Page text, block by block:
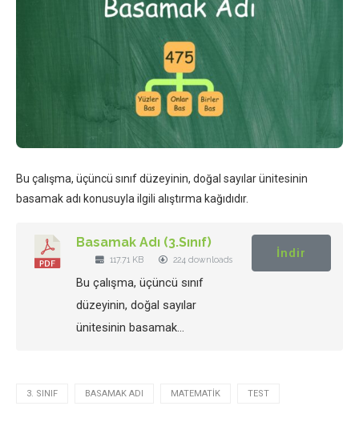
Bu çalışma, üçüncü sınıf düzeyinin, doğal sayılar ünitesinin
basamak adı konusuyla ilgili alıştırma kağıdıdır.
Basamak Adı (3.Sınıf)
117.71 KB 224 downloads
Bu çalışma, üçüncü sınıf
düzeyinin, doğal sayılar
ünitesinin basamak…
İndir
3. SINIF BASAMAK ADI MATEMATIK TEST